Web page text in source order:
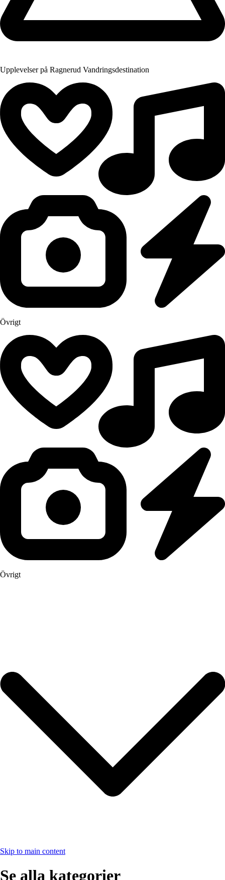
Upplevelser på Ragnerud Vandringsdestination
Övrigt
Övrigt
Skip to main content
Se alla kategorier